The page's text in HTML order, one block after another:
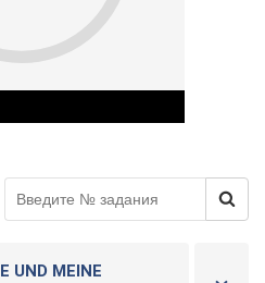
UND MEINE